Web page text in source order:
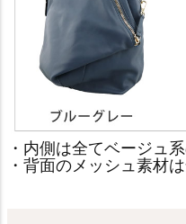
・内側は全てベージュ
・背面のメッシュ素材